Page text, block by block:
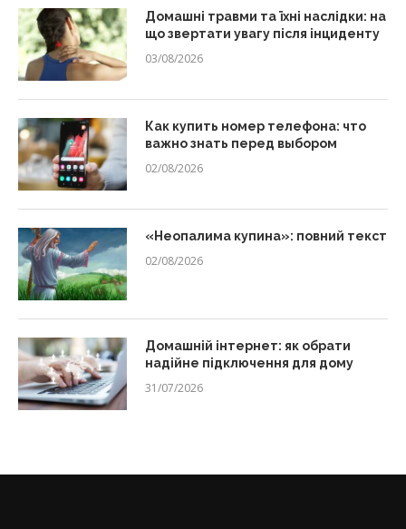
Домашні травми та їхні наслідки: на
що звертати увагу після інциденту
03/08/2026
Как купить номер телефона: что
важно знать перед выбором
02/08/2026
«Неопалима купина»: повний текст
02/08/2026
Домашній інтернет: як обрати
надійне підключення для дому
31/07/2026